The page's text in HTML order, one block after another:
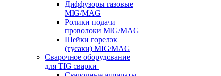
Диффузоры газовые
MIG/MAG
Ролики подачи
проволоки MIG/MAG
Шейки горелок
(гусаки) MIG/MAG
Сварочное оборудование
для TIG сварки